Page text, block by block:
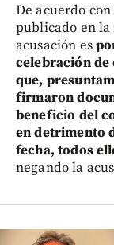
De acuerdo
publicado en la
acusación es
celebración de
que,
firmaron
beneficio del
en detrimento
fecha, todos
negando la